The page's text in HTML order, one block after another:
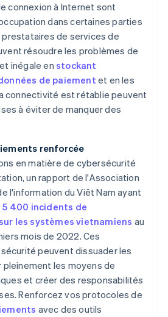
connexion à Internet sont
dans certaines parties
prestataires de services de
résoudre les problèmes de
inégale en stockant
de paiement et en les
connectivité est rétablie peuvent
à éviter de manquer des
renforcée
en matière de cybersécurité
un rapport de l'Association
l'information du Viêt Nam ayant
5 400 incidents de
les systèmes vietnamiens au
mois de 2022. Ces
peuvent dissuader les
les moyens de
et créer des responsabilités
Renforcez vos protocoles de
avec des outils